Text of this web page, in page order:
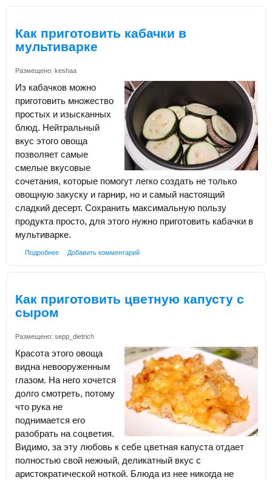
Как приготовить кабачки в
мультиварке
Размещено: keshaa
Из кабачков можно
приготовить множество
простых и изысканных
блюд. Нейтральный
вкус этого овоща
позволяет самые
смелые вкусовые
сочетания, которые помогут легко создать не только
овощную закуску и гарнир, но и самый настоящий
сладкий десерт. Сохранить максимальную пользу
продукта просто, для этого нужно приготовить кабачки в
мультиварке.
Подробнее Добавить комментарий
Как приготовить цветную капусту с
сыром
Размещено: sepp_dietrich
Красота этого овоща
видна невооруженным
глазом. На него хочется
долго смотреть, потому
что рука не
поднимается его
разобрать на соцветия.
Видимо, за эту любовь к себе цветная капуста отдает
полностью свой нежный, деликатный вкус с
аристократической ноткой. Блюда из нее никогда не